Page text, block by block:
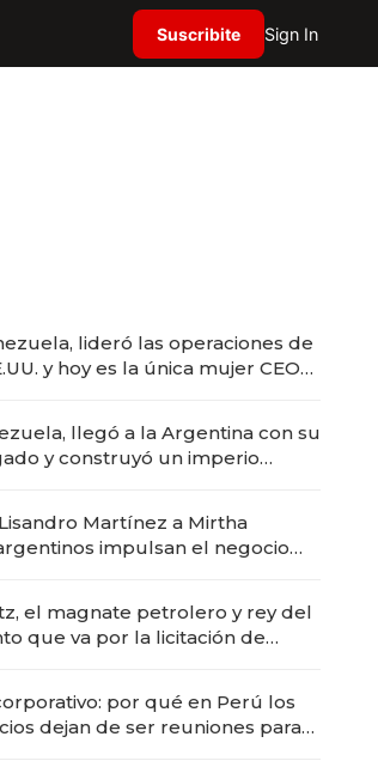
Suscribite Sign In
lideró las operaciones de
y hoy es la única mujer CEO
llegó a la Argentina con su
y construyó un imperio
Martínez a Mirtha
impulsan el negocio
el magnate petrolero y rey del
que va por la licitación de
por qué en Perú los
dejan de ser reuniones para